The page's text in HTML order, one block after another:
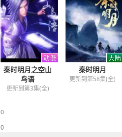
秦时明月之空山
鸟语
更新到第3集(全)
秦时明月
更新到第58集(全)
0
0